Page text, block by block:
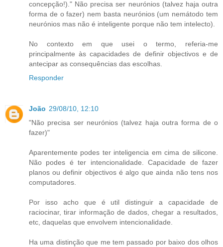
concepção!)." Não precisa ser neurónios (talvez haja outra
forma de o fazer) nem basta neurónios (um nemátodo tem
neurónios mas não é inteligente porque não tem intelecto).
No contexto em que usei o termo, referia-me
principalmente às capacidades de definir objectivos e de
antecipar as consequências das escolhas.
Responder
João 29/08/10, 12:10
"Não precisa ser neurónios (talvez haja outra forma de o
fazer)"
Aparentemente podes ter inteligencia em cima de silicone.
Não podes é ter intencionalidade. Capacidade de fazer
planos ou definir objectivos é algo que ainda não tens nos
computadores.
Por isso acho que é util distinguir a capacidade de
raciocinar, tirar informação de dados, chegar a resultados,
etc, daquelas que envolvem intencionalidade.
Ha uma distinção que me tem passado por baixo dos olhos